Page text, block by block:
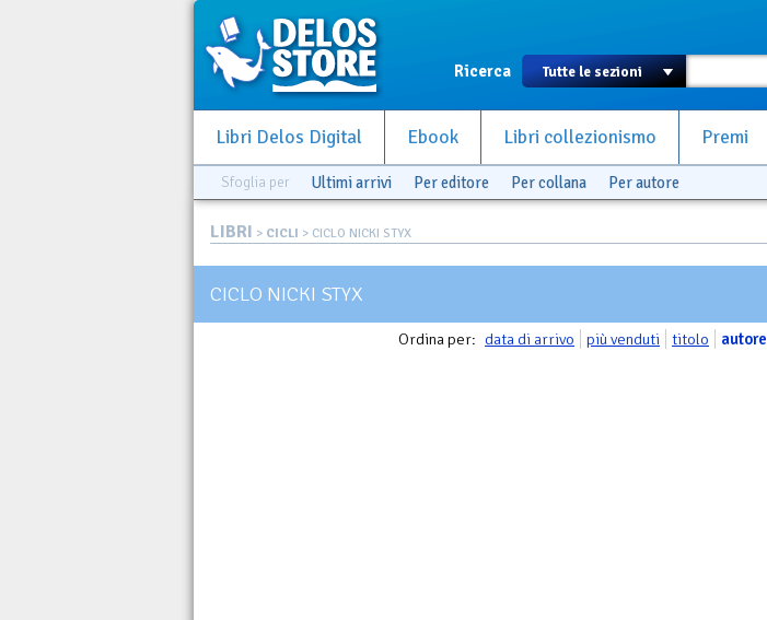
Ricerca
Libri Delos Digital Ebook Libri collezionismo Premi
Sfoglia per Ultimi arrivi Per editore Per collana Per autore
LIBRI > CICLI > CICLO NICKI STYX
CICLO NICKI STYX
Ordina per: data di arrivo più venduti titolo autore